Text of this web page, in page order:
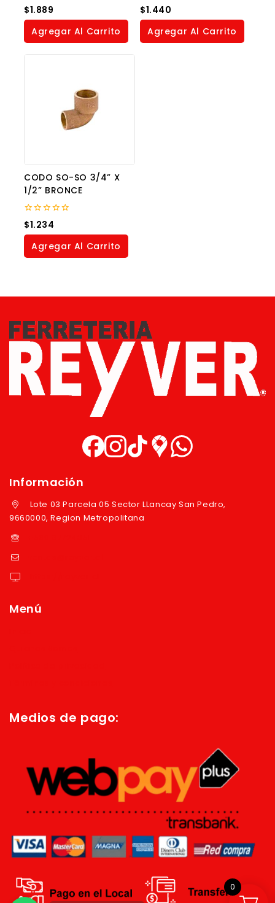
0
out
of
$1.889
Agregar Al Carrito
0
out
of
$1.440
Agregar Al Carrito
CODO SO-SO 3/4” X
1/2” BRONCE
0
out
of
$1.234
Agregar Al Carrito
Información
Lote 03 Parcela 05 Sector LLancay San Pedro,
9660000, Region Metropolitana
Menú
Medios de pago:
0